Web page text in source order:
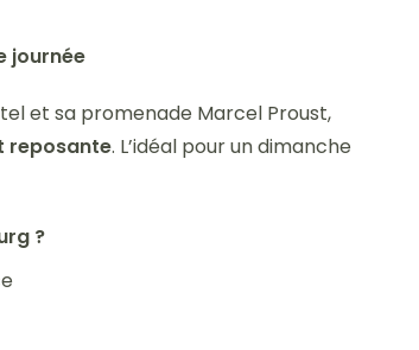
journée
et sa promenade Marcel Proust,
reposante. L’idéal pour un dimanche
?